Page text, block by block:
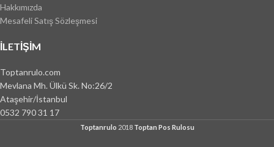
Hakkımızda
Mesafeli Satış Sözleşmesi
İLETIŞIM
Toptanrulo.com
Mevlana Mh. Ülkü Sk. No:26/2
Ataşehir/İstanbul
0532 790 31 17
Toptanrulo 2018Toptan Pos Rulosu